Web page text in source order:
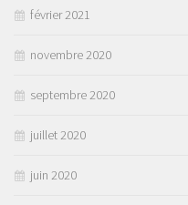
février 2021
novembre 2020
septembre 2020
juillet 2020
juin 2020